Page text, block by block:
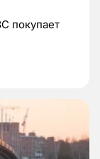
покупает